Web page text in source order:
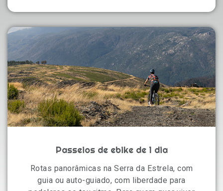
Passeios de ebike de 1 dia
Rotas panorâmicas na Serra da Estrela, com
guia ou auto-guiado, com liberdade para